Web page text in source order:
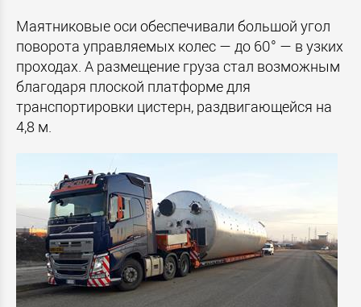
Маятниковые оси обеспечивали большой угол
поворота управляемых колес — до 60° — в узких
проходах. А размещение груза стал возможным
благодаря плоской платформе для
транспортировки цистерн, раздвигающейся на
4,8 м.